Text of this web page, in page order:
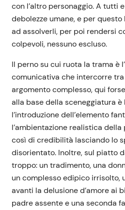
con l’altro personaggio. A tutti
debolezze umane, e per
ad assolverli, per poi rendersi
colpevoli, nessuno escluso.
Il perno su cui ruota la trama è
comunicativa che intercorre
argomento complesso, qui
alla base della sceneggiatura è
l’introduzione dell’elemento
l’ambientazione realistica
così di credibilità lasciando lo
disorientato. Inoltre, sul piatto
troppo: un tradimento, una
un complesso edipico irrisolto,
avanti la delusione d’amore ai
padre assente e una seconda